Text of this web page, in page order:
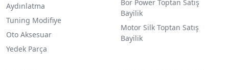
Aydınlatma
Tuning Modifiye
Oto Aksesuar
Yedek Parça
Bor Power Toptan Satış
Bayilik
Motor Silk Toptan Satış
Bayilik